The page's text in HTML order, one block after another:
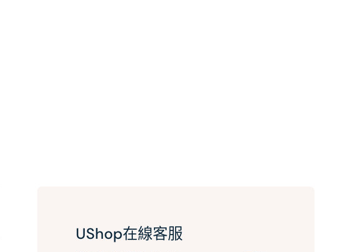
UShop在線客服